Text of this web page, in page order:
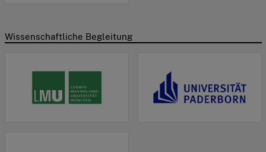
Wissenschaftliche Begleitung